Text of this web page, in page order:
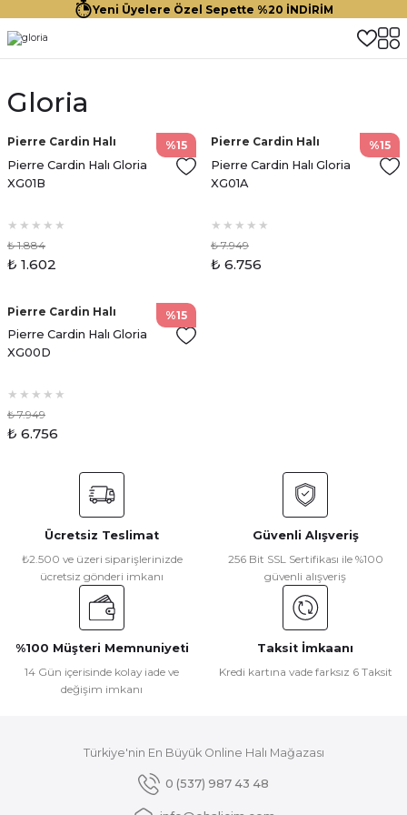
Yeni Üyelere Özel Sepette %20 İNDİRİM
Gloria
%15
Pierre Cardin Halı
Pierre Cardin Halı Gloria
XG01B
₺ 1.884
₺ 1.602
%15
Pierre Cardin Halı
Pierre Cardin Halı Gloria
XG01A
₺ 7.949
₺ 6.756
%15
Pierre Cardin Halı
Pierre Cardin Halı Gloria
XG00D
₺ 7.949
₺ 6.756
Ücretsiz Teslimat
₺2.500 ve üzeri siparişlerinizde
ücretsiz gönderi imkanı
Güvenli Alışveriş
256 Bit SSL Sertifikası ile %100
güvenli alışveriş
%100 Müşteri Memnuniyeti
14 Gün içerisinde kolay iade ve
değişim imkanı
Taksit İmkaanı
Kredi kartına vade farksız 6 Taksit
Türkiye'nin En Büyük Online Halı Mağazası
0 (537) 987 43 48